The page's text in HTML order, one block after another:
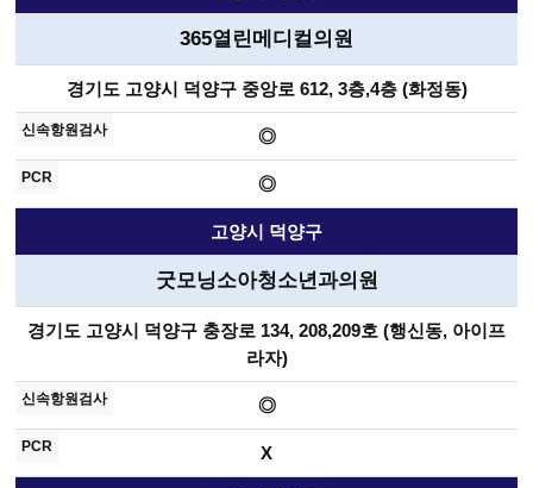
365열린메디컬의원
경기도 고양시 덕양구 중앙로 612, 3층,4층 (화정동)
◎
◎
고양시 덕양구
굿모닝소아청소년과의원
경기도 고양시 덕양구 충장로 134, 208,209호 (행신동, 아이프
라자)
◎
X